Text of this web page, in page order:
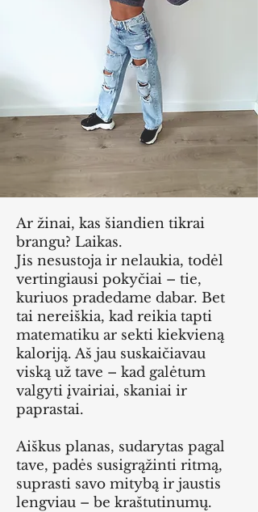
Ar žinai, kas šiandien tikrai
brangu? Laikas.
Jis nesustoja ir nelaukia, todėl
vertingiausi pokyčiai – tie,
kuriuos pradedame dabar. Bet
tai nereiškia, kad reikia tapti
matematiku ar sekti kiekvieną
kaloriją. Aš jau suskaičiavau
viską už tave – kad galėtum
valgyti įvairiai, skaniai ir
paprastai.
Aiškus planas, sudarytas pagal
tave, padės susigrąžinti ritmą,
suprasti savo mitybą ir jaustis
lengviau – be kraštutinumų.